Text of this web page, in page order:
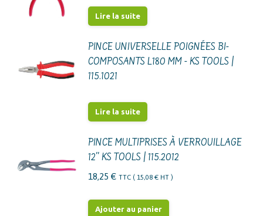
Lire la suite
PINCE UNIVERSELLE POIGNÉES BI-
COMPOSANTS L180 MM - KS TOOLS |
115.1021
Lire la suite
PINCE MULTIPRISES À VERROUILLAGE
12'' KS TOOLS | 115.2012
18,25 € TTC ( 15,08 € HT )
Ajouter au panier